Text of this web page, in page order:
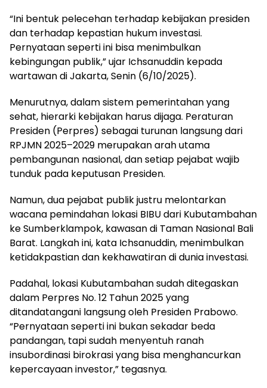
“Ini bentuk pelecehan terhadap kebijakan presiden
dan terhadap kepastian hukum investasi.
Pernyataan seperti ini bisa menimbulkan
kebingungan publik,” ujar Ichsanuddin kepada
wartawan di Jakarta, Senin (6/10/2025).
Menurutnya, dalam sistem pemerintahan yang
sehat, hierarki kebijakan harus dijaga. Peraturan
Presiden (Perpres) sebagai turunan langsung dari
RPJMN 2025–2029 merupakan arah utama
pembangunan nasional, dan setiap pejabat wajib
tunduk pada keputusan Presiden.
Namun, dua pejabat publik justru melontarkan
wacana pemindahan lokasi BIBU dari Kubutambahan
ke Sumberklampok, kawasan di Taman Nasional Bali
Barat. Langkah ini, kata Ichsanuddin, menimbulkan
ketidakpastian dan kekhawatiran di dunia investasi.
Padahal, lokasi Kubutambahan sudah ditegaskan
dalam Perpres No. 12 Tahun 2025 yang
ditandatangani langsung oleh Presiden Prabowo.
“Pernyataan seperti ini bukan sekadar beda
pandangan, tapi sudah menyentuh ranah
insubordinasi birokrasi yang bisa menghancurkan
kepercayaan investor,” tegasnya.